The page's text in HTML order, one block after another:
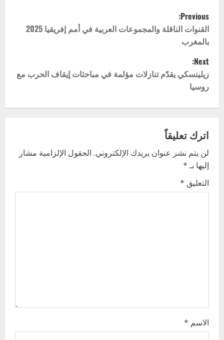
P
o
s
t
n
v
i
g
Previous:
القنوات الناقلة والمجموعات العربية في أمم إفريقيا 2025
بالمغرب
Next:
زيلينسكي يقدّم تنازلات مؤلمة في مباحثات إيقاف الحرب مع
روسيا
اترك تعليقاً
لن يتم نشر عنوان بريدك الإلكتروني. الحقول الإلزامية مشار
إليها بـ*
التعليق *
الاسم *